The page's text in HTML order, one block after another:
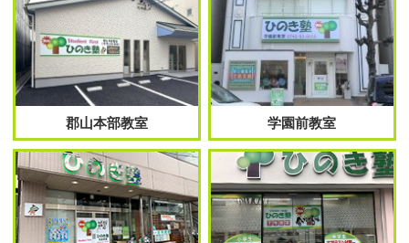
郡山本部教室 学園前教室